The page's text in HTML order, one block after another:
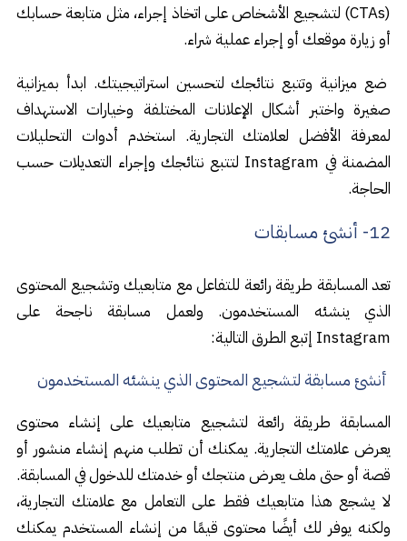
(CTAs) لتشجيع الأشخاص على اتخاذ إجراء، مثل متابعة حسابك
أو زيارة موقعك أو إجراء عملية شراء.
ضع ميزانية وتتبع نتائجك لتحسين استراتيجيتك. ابدأ بميزانية
صغيرة واختبر أشكال الإعلانات المختلفة وخيارات الاستهداف
لمعرفة الأفضل لعلامتك التجارية. استخدم أدوات التحليلات
المضمنة في Instagram لتتبع نتائجك وإجراء التعديلات حسب
الحاجة.
12- أنشئ مسابقات
تعد المسابقة طريقة رائعة للتفاعل مع متابعيك وتشجيع المحتوى
الذي ينشئه المستخدمون. ولعمل مسابقة ناجحة على
Instagram إتبع الطرق التالية:
أنشئ مسابقة لتشجيع المحتوى الذي ينشئه المستخدمون
المسابقة طريقة رائعة لتشجيع متابعيك على إنشاء محتوى
يعرض علامتك التجارية. يمكنك أن تطلب منهم إنشاء منشور أو
قصة أو حتى ملف يعرض منتجك أو خدمتك للدخول في المسابقة.
لا يشجع هذا متابعيك فقط على التعامل مع علامتك التجارية،
ولكنه يوفر لك أيضًا محتوى قيمًا من إنشاء المستخدم يمكنك